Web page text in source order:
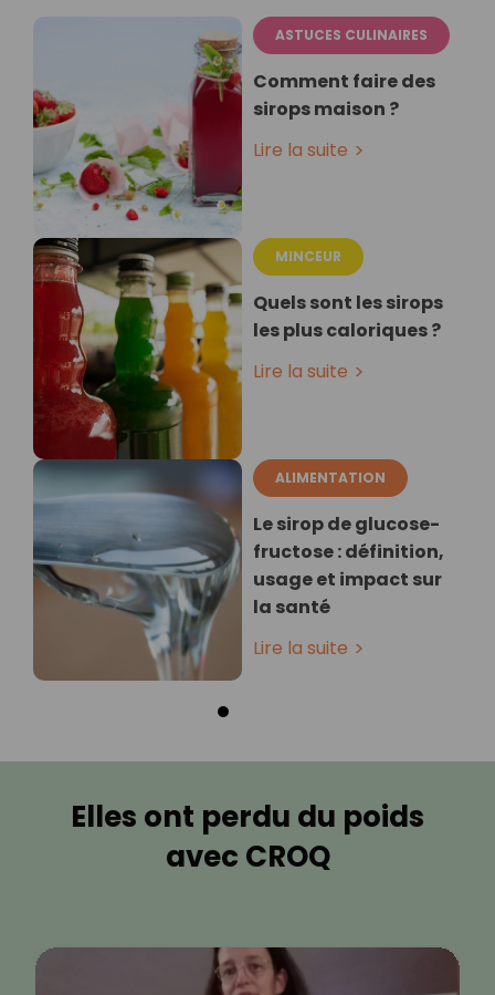
ASTUCES CULINAIRES
Comment faire des
sirops maison ?
Lire la suite
MINCEUR
Quels sont les sirops
les plus caloriques ?
Lire la suite
ALIMENTATION
Le sirop de glucose-
fructose : définition,
usage et impact sur
la santé
Lire la suite
Elles ont perdu du poids
avec CROQ